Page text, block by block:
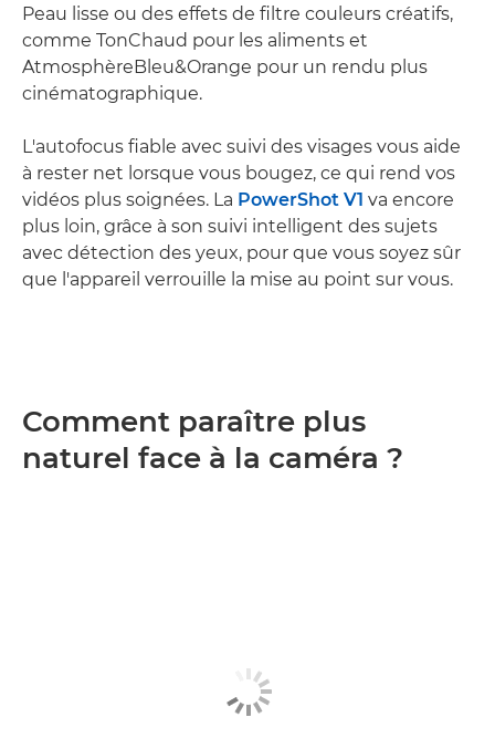
Peau lisse ou des effets de filtre couleurs créatifs,
comme TonChaud pour les aliments et
AtmosphèreBleu&Orange pour un rendu plus
cinématographique.
L'autofocus fiable avec suivi des visages vous aide
à rester net lorsque vous bougez, ce qui rend vos
vidéos plus soignées. La PowerShot V1 va encore
plus loin, grâce à son suivi intelligent des sujets
avec détection des yeux, pour que vous soyez sûr
que l'appareil verrouille la mise au point sur vous.
Comment paraître plus
naturel face à la caméra ?